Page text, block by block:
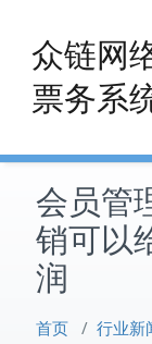
content
众链网
票务系
会员管
销可以
润
首页 / 行业新